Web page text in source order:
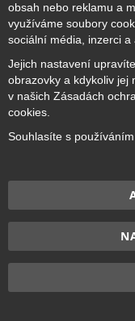
Copyright ©
obsah nebo reklamu a
využíváme soubory
sociální média, inzerci a
Jejich nastavení
obrazovky a kdykoliv jej
v našich Zásadách
cookies.
Souhlasíte s